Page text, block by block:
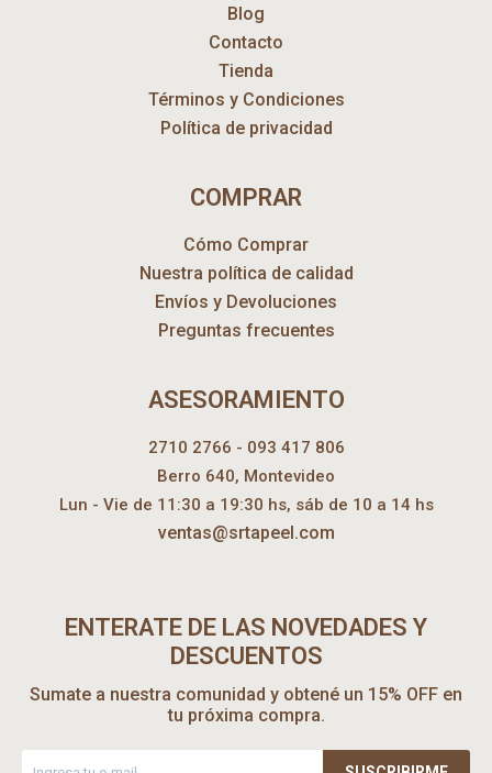
Blog
Contacto
Tienda
Términos y Condiciones
Política de privacidad
COMPRAR
Cómo Comprar
Nuestra política de calidad
Envíos y Devoluciones
Preguntas frecuentes
ASESORAMIENTO
2710 2766 - 093 417 806
Berro 640, Montevideo
Lun - Vie de 11:30 a 19:30 hs, sáb de 10 a 14 hs
ventas@srtapeel.com
ENTERATE DE LAS NOVEDADES Y
DESCUENTOS
Sumate a nuestra comunidad y obtené un 15% OFF en
tu próxima compra.